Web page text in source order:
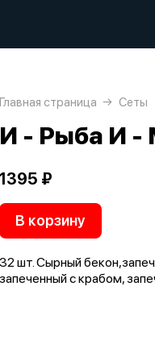
Главная страница Сеты
И - Рыба И -
1395 ₽
В корзину
32 шт. Сырный
запеченный с крабом,